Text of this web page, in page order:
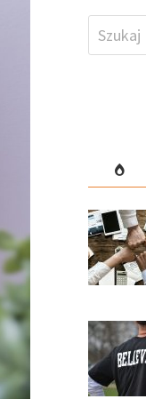
Szukaj: